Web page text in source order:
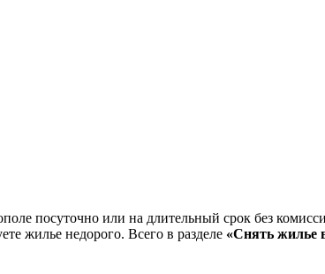
посуточно или на длительный срок без
жилье недорого. Всего в разделе «Снять жилье